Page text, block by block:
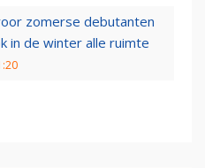
zomerse debutanten
in de winter alle ruimte